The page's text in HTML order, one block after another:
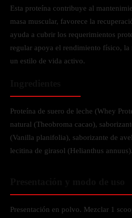
Esta proteína contribuye al
masa muscular, favorece la
ayuda a cubrir los requerimientos
regular apoya el rendimiento físico, la
un estilo de vida activo.
Proteína de suero de leche (Whey
natural (Theobroma cacao),
(Vanilla planifolia), saborizante de
lecitina de girasol (Helianthus annuus).
Presentación en polvo. Mezclar 1